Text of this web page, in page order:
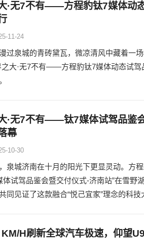
·无7不有——方程豹钛7媒体动
11-24
过泉城的青砖黛瓦，微凉清风中藏着一
之大·无7不有——方程豹钛7媒体动态试驾
·无7不有——钛7媒体试驾品鉴
幕
10-30
泉城济南在十月的阳光下更显灵动。方
试驾品鉴会暨交付仪式-济南站”在雪野
同见证了这款融合“悦己宜家”理念的科技
H刷新全球汽车极速，仰望